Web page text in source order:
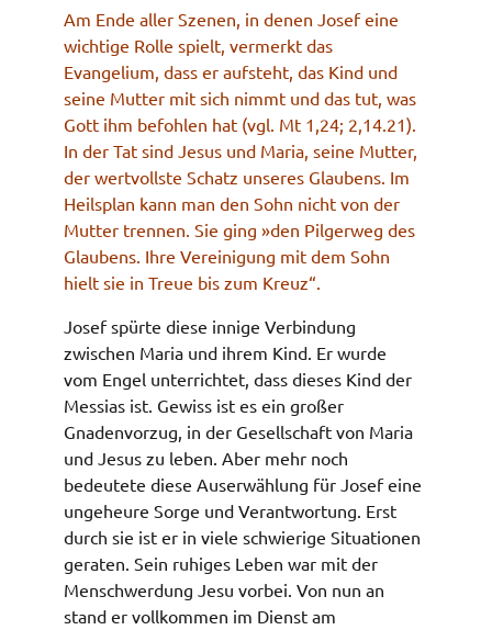
Am Ende aller Szenen, in denen Josef eine
wichtige Rolle spielt, vermerkt das
Evangelium, dass er aufsteht, das Kind und
seine Mutter mit sich nimmt und das tut, was
Gott ihm befohlen hat (vgl. Mt 1,24; 2,14.21).
In der Tat sind Jesus und Maria, seine Mutter,
der wertvollste Schatz unseres Glaubens. Im
Heilsplan kann man den Sohn nicht von der
Mutter trennen. Sie ging »den Pilgerweg des
Glaubens. Ihre Vereinigung mit dem Sohn
hielt sie in Treue bis zum Kreuz“.
Josef spürte diese innige Verbindung
zwischen Maria und ihrem Kind. Er wurde
vom Engel unterrichtet, dass dieses Kind der
Messias ist. Gewiss ist es ein großer
Gnadenvorzug, in der Gesellschaft von Maria
und Jesus zu leben. Aber mehr noch
bedeutete diese Auserwählung für Josef eine
ungeheure Sorge und Verantwortung. Erst
durch sie ist er in viele schwierige Situationen
geraten. Sein ruhiges Leben war mit der
Menschwerdung Jesu vorbei. Von nun an
stand er vollkommen im Dienst am